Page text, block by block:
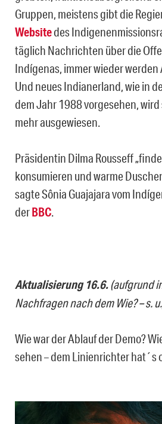
Gruppen, meistens gibt die
Websitedes
täglich Nachrichten über die
Indígenas, immer wieder
Und neues Indianerland, wie in
dem Jahr 1988 vorgesehen,
mehr ausgewiesen.
Präsidentin Dilma Rousseff
konsumieren und warme
sagte Sônia Guajajara vom
derBBC.
Aktualisierung 16.6.(aufgrund
Nachfragen nach dem Wie? – s.
Wie war der Ablauf der Demo?
sehen – dem Linienrichter hat´s